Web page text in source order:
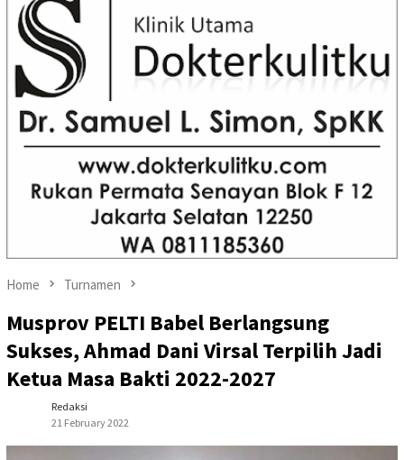
Home Turnamen
Musprov PELTI Babel Berlangsung
Sukses, Ahmad Dani Virsal Terpilih Jadi
Ketua Masa Bakti 2022-2027
Redaksi
21 February 2022